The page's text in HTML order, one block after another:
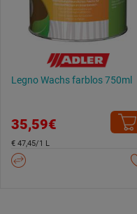
Legno Wachs farblos 750ml
35,59€
€ 47,45/1 L